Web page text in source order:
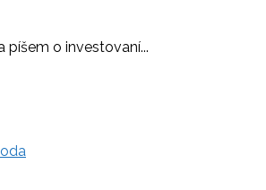
píšem o investovaní...